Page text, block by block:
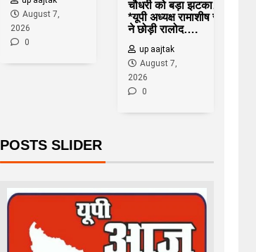
August 7,
2026
0
चौधरी को बड़ा झटका…
*यूपी अध्यक्ष रामाशीष राय
ने छोड़ी रालोद….
up aajtak
August 7,
2026
0
POSTS SLIDER